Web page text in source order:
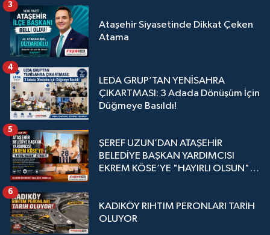
Ataşehir Siyasetinde Dikkat Çeken
Atama
3
LEDA GRUP’TAN YENİSAHRA
ÇIKARTMASI: 3 Adada Dönüşüm İçin
Düğmeye Basıldı!
4
ŞEREF UZUN’DAN ATAŞEHİR
BELEDİYE BAŞKAN YARDIMCISI
EKREM KÖSE’YE "HAYIRLI OLSUN"
5
KADIKÖY RIHTIM PERONLARI TARİH
OLUYOR
6